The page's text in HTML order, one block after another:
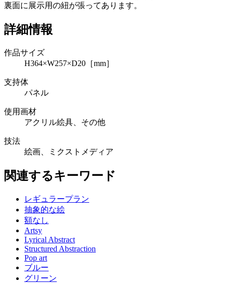
裏面に展示用の紐が張ってあります。
詳細情報
作品サイズ
H364×W257×D20［mm］
支持体
パネル
使用画材
アクリル絵具、その他
技法
絵画、ミクストメディア
関連するキーワード
レギュラープラン
抽象的な絵
額なし
Artsy
Lyrical Abstract
Structured Abstraction
Pop art
ブルー
グリーン